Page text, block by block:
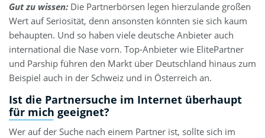
Gut zu wissen: Die Partnerbörsen legen hierzulande großen
Wert auf Seriosität, denn ansonsten könnten sie sich kaum
behaupten. Und so haben viele deutsche Anbieter auch
international die Nase vorn. Top-Anbieter wie ElitePartner
und Parship führen den Markt über Deutschland hinaus zum
Beispiel auch in der Schweiz und in Österreich an.
Ist die Partnersuche im Internet überhaupt
für mich geeignet?
Wer auf der Suche nach einem Partner ist, sollte sich im